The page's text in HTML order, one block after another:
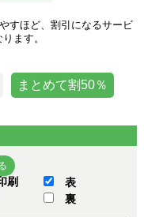
すほど、割引になるサービ
ます。
まとめて割50％
刷
表
裏